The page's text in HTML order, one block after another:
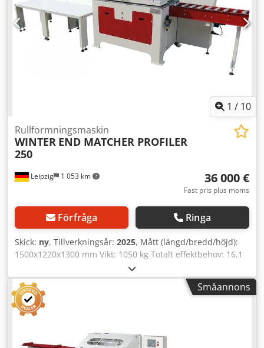
1 / 10
Leipzig 1 053 km
Rullformningsmaskin
WINTER END MATCHER PROFILER
250
36 000 €
Fast pris plus moms
Förfråga Ringa
Skick: ny, Tillverkningsår: 2025, Mått (längd/bredd/höjd):
1500x1220x1300 mm Vikt: 1050 kg Totalt effektbehov: 16,1
kW Spontfräs-/profilmaskin END MATCHER PROFILER 250 -
Snabbgående spontfräs-/profilmaskin - Arbetsbredd: 40 -
250 mm - Arbetsstyckestjocklek: 10 - 35 mm - Minsta
arbetsstyckeslängd: 270 mm - Maximal arbetsstyckeslängd:
obegränsad - Maximal matningshastighet: 90 m/min
reglerbar via frekvensomformare - Skärhastighet: 24
Småannons